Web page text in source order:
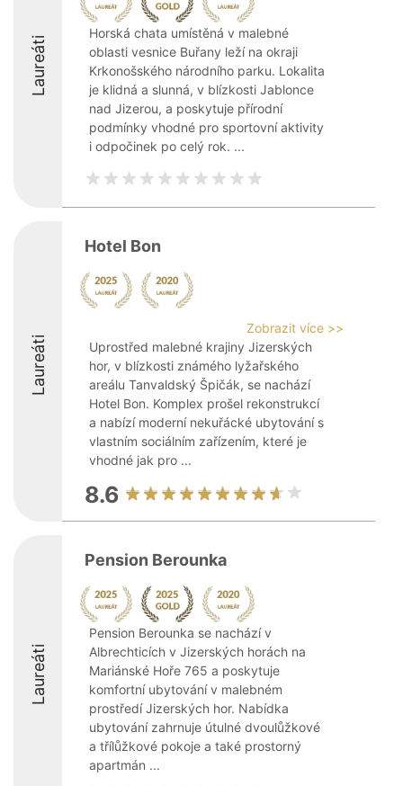
Laureáti
Horská chata umístěná v malebné
oblasti vesnice Buřany leží na okraji
Krkonošského národního parku. Lokalita
je klidná a slunná, v blízkosti Jablonce
nad Jizerou, a poskytuje přírodní
podmínky vhodné pro sportovní aktivity
i odpočinek po celý rok. ...
Laureáti
Hotel Bon
Zobrazit více >>
Uprostřed malebné krajiny Jizerských
hor, v blízkosti známého lyžařského
areálu Tanvaldský Špičák, se nachází
Hotel Bon. Komplex prošel rekonstrukcí
a nabízí moderní nekuřácké ubytování s
vlastním sociálním zařízením, které je
vhodné jak pro ...
8.6
Laureáti
Pension Berounka
Pension Berounka se nachází v
Albrechticích v Jizerských horách na
Mariánské Hoře 765 a poskytuje
komfortní ubytování v malebném
prostředí Jizerských hor. Nabídka
ubytování zahrnuje útulné dvoulůžkové
a třílůžkové pokoje a také prostorný
apartmán ...